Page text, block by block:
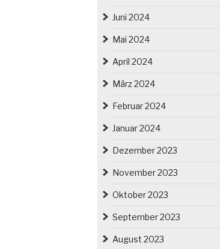
Juni 2024
Mai 2024
April 2024
März 2024
Februar 2024
Januar 2024
Dezember 2023
November 2023
Oktober 2023
September 2023
August 2023